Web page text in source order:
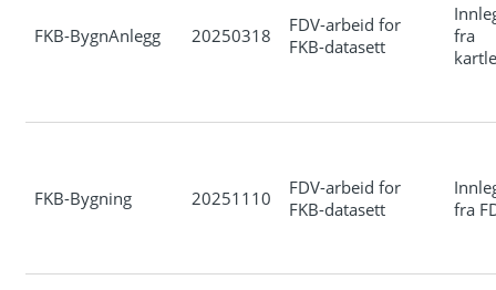
FKB-BygnAnlegg 20250318
FDV-arbeid for
FKB-datasett
fra
FKB-Bygning 20251110
FDV-arbeid for
FKB-datasett
fra